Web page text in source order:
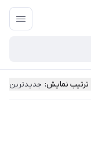
ترتیب نمایش: جدیدترین